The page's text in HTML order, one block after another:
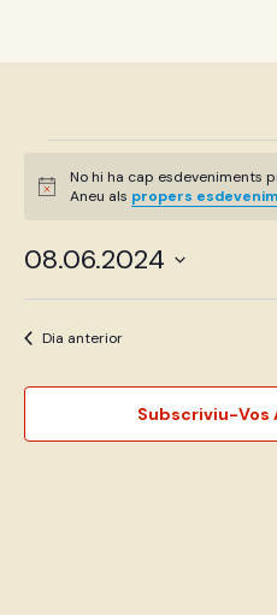
Vés
Avís
No hi ha cap esdeveniments
Aneu als propers
08.06.2024
Selecciona
unaDia anterior
Subscriviu-Vos